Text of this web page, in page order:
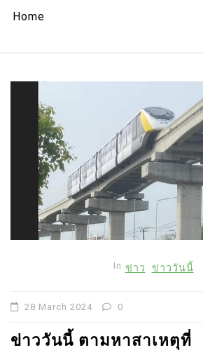
Home
In ข่าว ข่าววันนี้
28 March 2024 0
ข่าววันนี้ ตามหาสาเหตุที่